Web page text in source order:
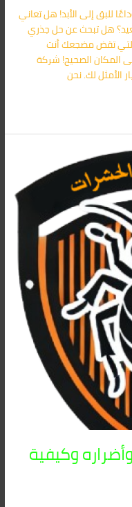
للبق إلى الأبد! هل تعاني
هل تبحث عن حل جذري
تقض مضجعك أنت
المكان الصحيح! شركة
الأمثل لك. نحن
وكيفية